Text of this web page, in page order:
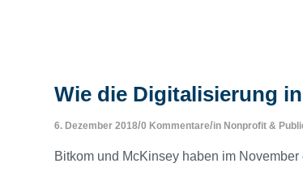
Wie die Digitalisierung
6. Dezember 2018/0 Kommentare/in Nonprofit &
Bitkom und McKinsey haben im